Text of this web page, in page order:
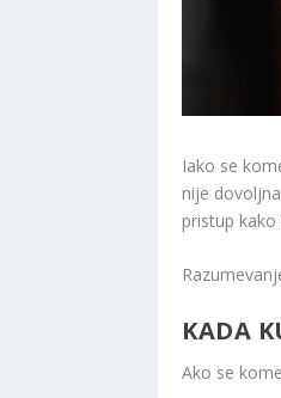
Iako se
nije
pristup
KADA
Ako se